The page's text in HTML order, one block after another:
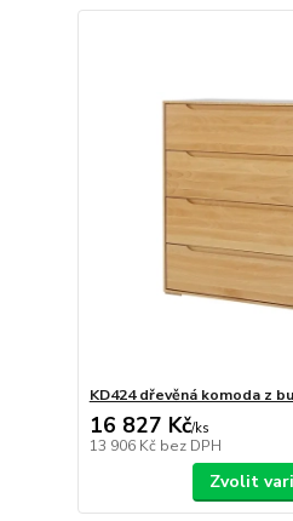
KD424 dřevěná komoda z
16 827 Kč/ks
13 906 Kč bez DPH
Zvolit